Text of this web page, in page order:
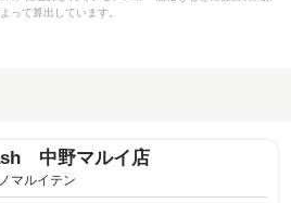
って算出しています。
ロウサロン i’m 中野店【眉毛専
ロンアイム ナカノテン マユゲセンモンテン